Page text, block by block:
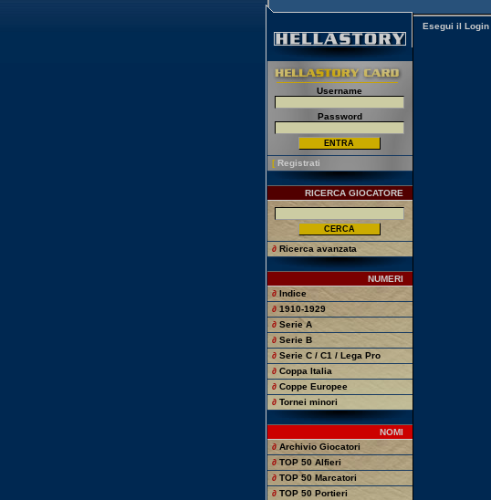
Username
Password
[ Registrati
RICERCA GIOCATORE
∂ Ricerca avanzata
NUMERI
∂ Indice
∂ 1910-1929
∂ Serie A
∂ Serie B
∂ Serie C / C1 / Lega Pro
∂ Coppa Italia
∂ Coppe Europee
∂ Tornei minori
NOMI
∂ Archivio Giocatori
∂ TOP 50 Alfieri
∂ TOP 50 Marcatori
∂ TOP 50 Portieri
Esegui il Login